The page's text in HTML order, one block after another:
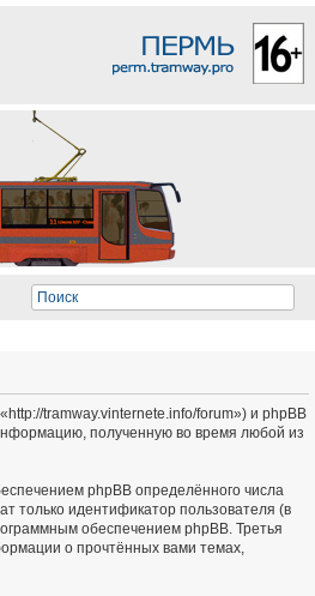
tramway.vinternete.info/forum») и phpBB
полученную во время любой из
phpBB определённого числа
только идентификатор пользователя (в
обеспечением phpBB. Третья
о прочтённых вами темах,